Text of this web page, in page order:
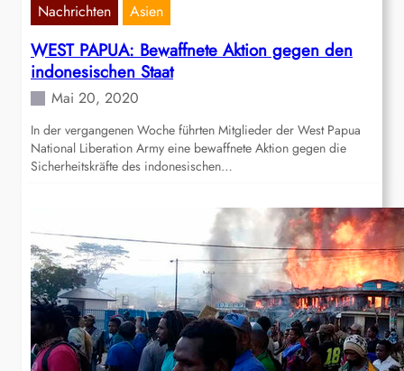
Nachrichten Asien
WEST PAPUA: Bewaffnete Aktion gegen den
indonesischen Staat
Mai 20, 2020
In der vergangenen Woche führten Mitglieder der West Papua
National Liberation Army eine bewaffnete Aktion gegen die
Sicherheitskräfte des indonesischen…